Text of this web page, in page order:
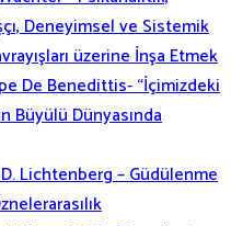
Deneyimsel ve Sistemik
üzerine İnşa Etmek
De Benedittis- “İçimizdeki
Büyülü Dünyasında
Lichtenberg – Güdülenme